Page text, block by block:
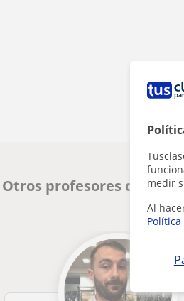
medir
Al
Otros profesores de